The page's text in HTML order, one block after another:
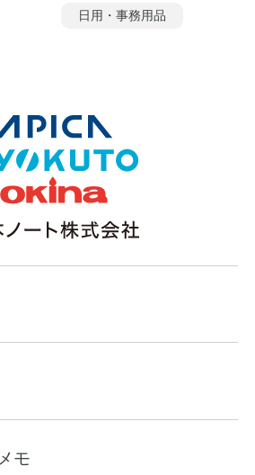
日用・事務用品
モ